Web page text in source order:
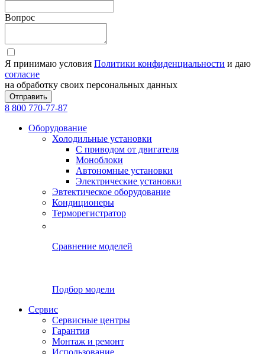
Вопрос
Я принимаю условия Политики конфиденциальности и даю
согласие
на обработку своих персональных данных
Отправить
8 800 770-77-87
Оборудование
Холодильные установки
С приводом от двигателя
Моноблоки
Автономные установки
Электрические установки
Эвтектическое оборудование
Кондиционеры
Терморегистратор
Сравнение моделей
Подбор модели
Сервис
Сервисные центры
Гарантия
Монтаж и ремонт
Использование